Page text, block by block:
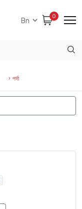
0
পর্দা